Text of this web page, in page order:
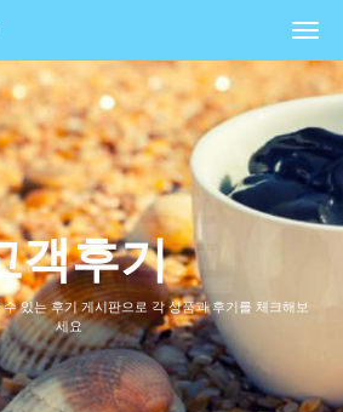
객후기
있는 후기 게시판으로 각 상품과 후기를 체크해보
세요